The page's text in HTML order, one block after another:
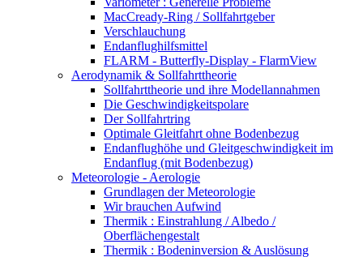
MacCready-Ring / Sollfahrtgeber
Verschlauchung
Endanflughilfsmittel
FLARM - Butterfly-Display - FlarmView
Aerodynamik & Sollfahrttheorie
Sollfahrttheorie und ihre Modellannahmen
Die Geschwindigkeitspolare
Der Sollfahrtring
Optimale Gleitfahrt ohne Bodenbezug
Endanflughöhe und Gleitgeschwindigkeit im
Endanflug (mit Bodenbezug)
Meteorologie - Aerologie
Grundlagen der Meteorologie
Wir brauchen Aufwind
Thermik : Einstrahlung / Albedo /
Oberflächengestalt
Thermik : Bodeninversion & Auslösung